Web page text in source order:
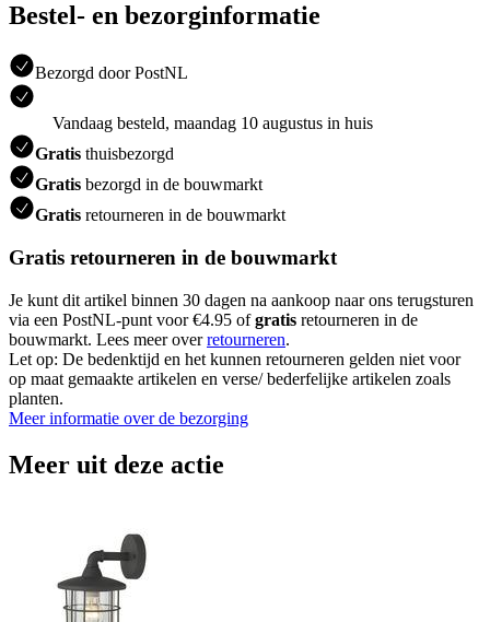
Bestel- en bezorginformatie
Bezorgd door PostNL
Vandaag besteld, maandag 10 augustus in huis
Gratis thuisbezorgd
Gratis bezorgd in de bouwmarkt
Gratis retourneren in de bouwmarkt
Gratis retourneren in de bouwmarkt
Je kunt dit artikel binnen 30 dagen na aankoop naar ons terugsturen
via een PostNL-punt voor €4.95 ofgratis retourneren in de
bouwmarkt. Lees meer overretourneren.
Let op: De bedenktijd en het kunnen retourneren gelden niet voor
op maat gemaakte artikelen en verse/ bederfelijke artikelen zoals
planten.
Meer informatie over de bezorging
Meer uit deze actie